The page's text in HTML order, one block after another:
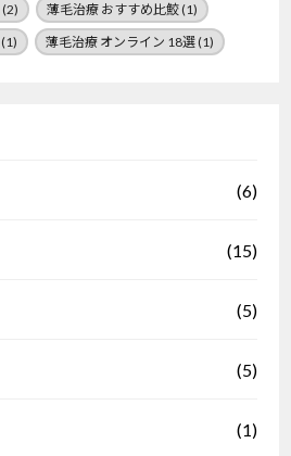
(2) 薄毛治療 おすすめ比鮫(1)
(1) 薄毛治療 オンライン 18選(1)
(6)
(15)
(5)
(5)
(1)